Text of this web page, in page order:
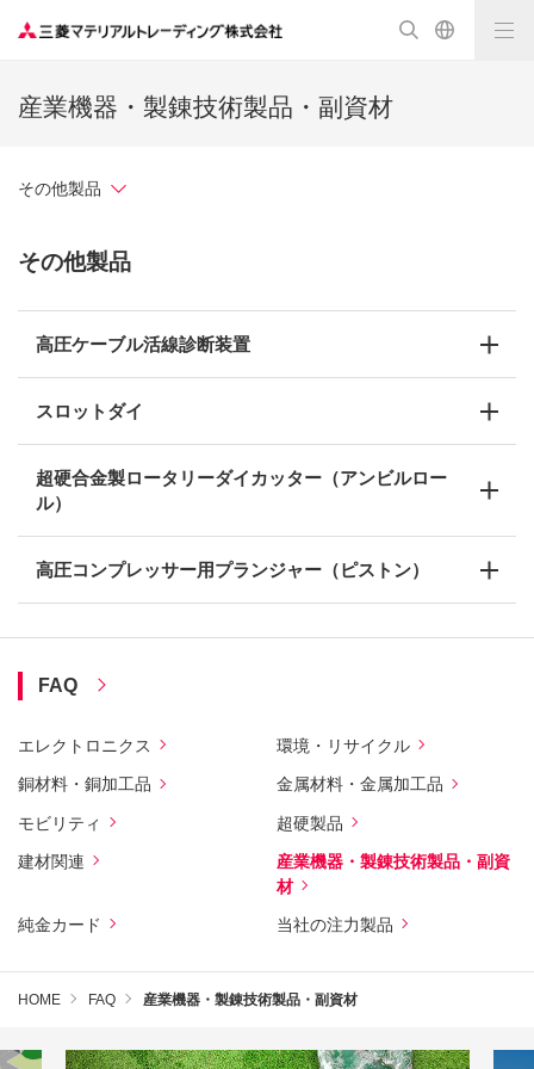
産業機器・製錬技術製品・副資材
その他製品
その他製品
高圧ケーブル活線診断装置
スロットダイ
超硬合金製ロータリーダイカッター（アンビルロー
ル）
高圧コンプレッサー用プランジャー（ピストン）
FAQ
エレクトロニクス 環境・リサイクル
銅材料・銅加工品 金属材料・金属加工品
モビリティ 超硬製品
建材関連
産業機器・製錬技術製品・副資
材
純金カード 当社の注力製品
HOME FAQ 産業機器・製錬技術製品・副資材